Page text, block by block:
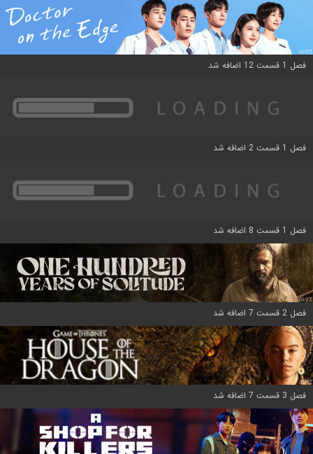
فصل 1 قسمت 12 اضافه شد
فصل 1 قسمت 2 اضافه شد
فصل 1 قسمت 8 اضافه شد
فصل 2 قسمت 7 اضافه شد
فصل 3 قسمت 7 اضافه شد